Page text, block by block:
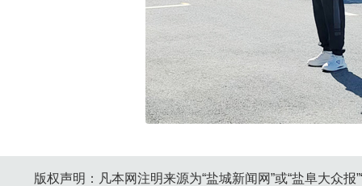
版权声明：凡本网注明来源为“盐城新闻网”或“盐阜大众